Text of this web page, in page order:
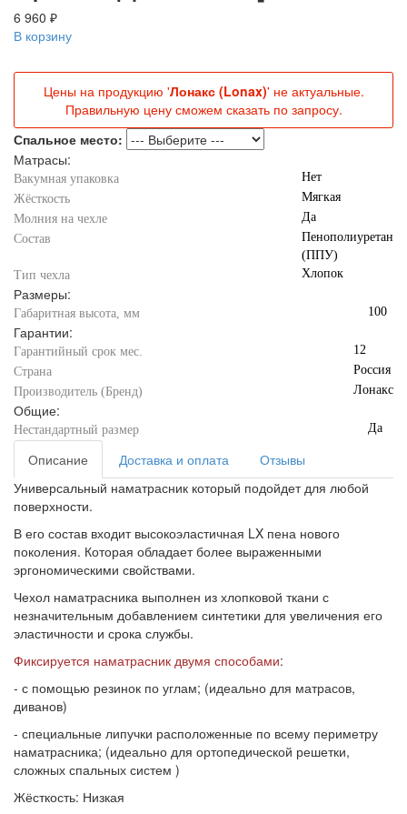
6 960 ₽
В корзину
Цены на продукцию 'Лонакс (Lonax)' не актуальные.
Правильную цену сможем сказать по запросу.
Спальное место:
Матрасы:
Вакумная упаковка
Нет
Жёсткость
Мягкая
Молния на чехле
Да
Состав
Пенополиуретан
(ППУ)
Тип чехла
Хлопок
Размеры:
Габаритная высота, мм 100
Гарантии:
Гарантийный срок мес.
12
Страна
Россия
Производитель (Бренд)
Лонакс
Общие:
Нестандартный размер Да
Описание Доставка и оплата
Отзывы
Универсальный наматрасник который подойдет для любой
поверхности.
В его состав входит высокоэластичная LX пена нового
поколения. Которая обладает более выраженными
эргономическими свойствами.
Чехол наматрасника выполнен из хлопковой ткани с
незначительным добавлением синтетики для увеличения его
эластичности и срока службы.
Фиксируется наматрасник двумя способами:
- с помощью резинок по углам; (идеально для матрасов,
диванов)
- специальные липучки расположенные по всему периметру
наматрасника; (идеально для ортопедической решетки,
сложных спальных систем )
Жёсткость: Низкая